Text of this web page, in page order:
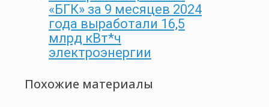
«БГК» за 9 месяцев 2024
года выработали 16,5
млрд кВт*ч
электроэнергии
Похожие материалы